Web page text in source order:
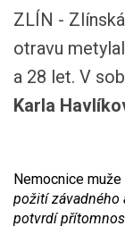
ZLÍN -
otravu
a 28 let. V
Karla
Nemocnice muže
požití závadného
potvrdí